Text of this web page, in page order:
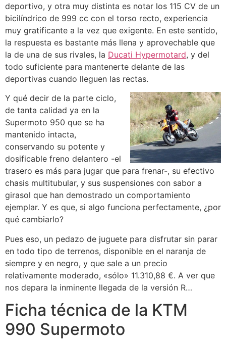
deportivo, y otra muy distinta es notar los 115 CV de un
bicilíndrico de 999 cc con el torso recto, experiencia
muy gratificante a la vez que exigente. En este sentido,
la respuesta es bastante más llena y aprovechable que
la de una de sus rivales, la Ducati Hypermotard, y del
todo suficiente para mantenerte delante de las
deportivas cuando lleguen las rectas.
Y qué decir de la parte ciclo,
de tanta calidad ya en la
Supermoto 950 que se ha
mantenido intacta,
conservando su potente y
dosificable freno delantero -el
trasero es más para jugar que para frenar-, su efectivo
chasis multitubular, y sus suspensiones con sabor a
girasol que han demostrado un comportamiento
ejemplar. Y es que, si algo funciona perfectamente, ¿por
qué cambiarlo?
Pues eso, un pedazo de juguete para disfrutar sin parar
en todo tipo de terrenos, disponible en el naranja de
siempre y en negro, y que sale a un precio
relativamente moderado, «sólo» 11.310,88 €. A ver que
nos depara la inminente llegada de la versión R…
Ficha técnica de la KTM
990 Supermoto